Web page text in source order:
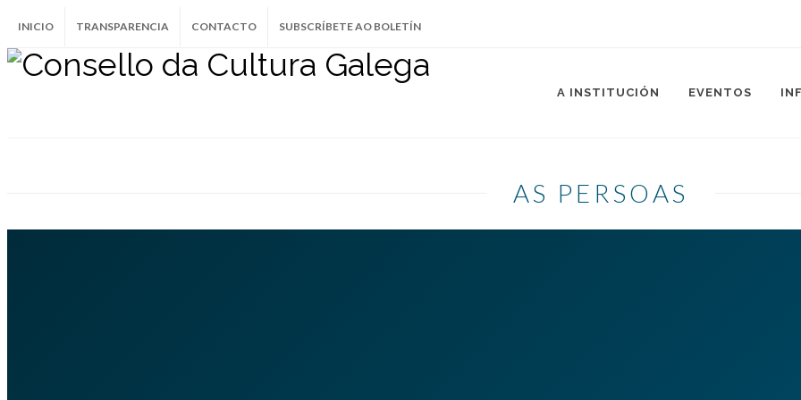
INICIO TRANSPARENCIA CONTACTO SUBSCRÍBETE AO BOLETÍN
A INSTITUCIÓN EVENTOS
AS PERSOAS